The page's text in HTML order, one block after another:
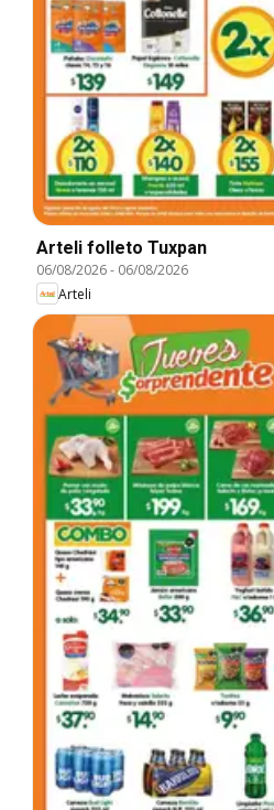
Arteli folleto Tuxpan
06/08/2026- 06/08/2026
Arteli